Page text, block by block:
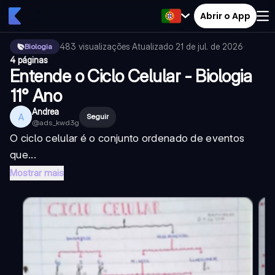
Abrir o App
Biologia 483 visualizações·Atualizado 21 de jul. de 2026·
4 páginas
Entende o Ciclo Celular - Biologia
11° Ano
A Andrea
@ads_kwd3g
Seguir
O ciclo celular é o conjunto ordenado de eventos
que...
Mostrar mais